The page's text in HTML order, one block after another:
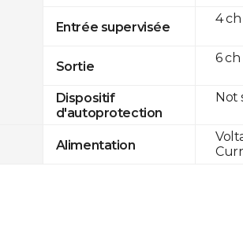
Entrée supervisée
Sortie
Dispositif
d'autoprotection
Alimentation
4 ch
6 ch
Not